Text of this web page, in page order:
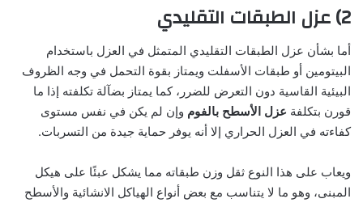
2) عزل الطبقات التقليدي
أما بشأن عزل الطبقات التقليدي المتمثل في العزل باستخدام
البيتومين أو طبقات الأسفلت ويمتاز بقوة التحمل في وجه الظروف
البيئية القاسية دون التعرض للضرر، كما يمتاز بضآلة تكلفته إذا ما
قورن بتكلفة عزل الأسطح بالفوم وإن لم يكن في نفس مستوى
كفاءته في العزل الحراري إلا أنه يوفر حماية جيدة من التسربات.
ويعاب على هذا النوع ثقل وزن طبقاته مما يشكل عبئًا على هيكل
المبنى، وهو ما لا يتناسب مع بعض أنواع الهياكل الانشائية والأسطح